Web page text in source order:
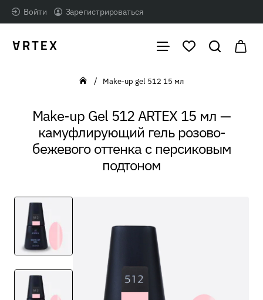
Войти Зарегистрироваться
Make-up Gel 512 ARTEX 15 мл —
камуфлирующий гель розово-
бежевого оттенка с персиковым
подтоном
home
Make-up gel 512 15 мл